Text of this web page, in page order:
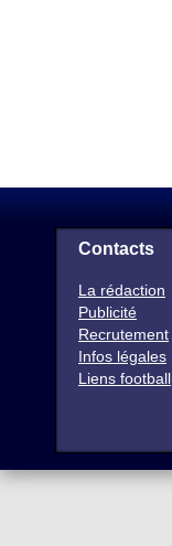
Contacts
La rédaction
Publicité
Recrutement
Infos légales
Liens football